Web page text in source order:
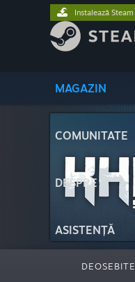
MAGAZIN
COMUNITATE
DESPRE
ASISTENȚĂ
Instalează Steam
DEOSEBITE